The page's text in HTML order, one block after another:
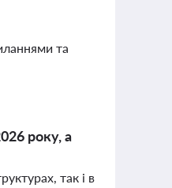
та
року, а
так і в